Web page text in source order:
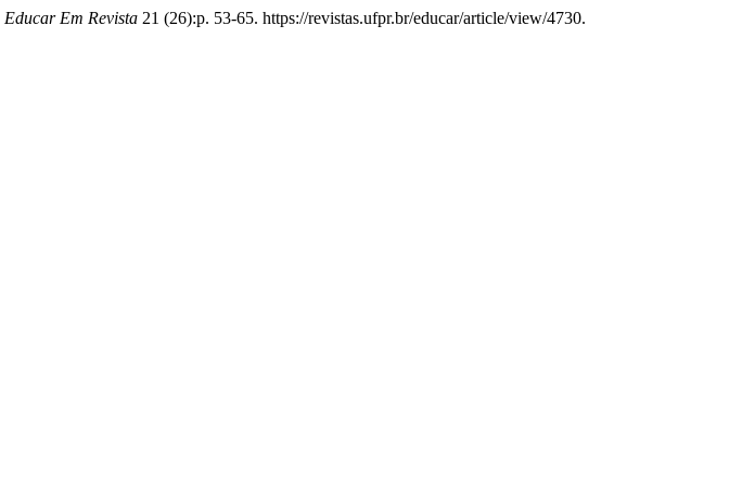
Educar Em Revista 21 (26):p. 53-65. https://revistas.ufpr.br/educar/article/view/4730.